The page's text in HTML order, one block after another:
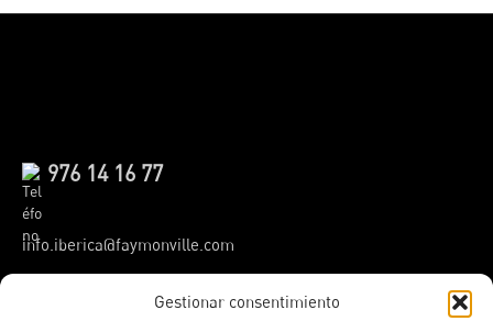
Gestionar consentimiento
976 14 16 77
info.iberica@faymonville.com